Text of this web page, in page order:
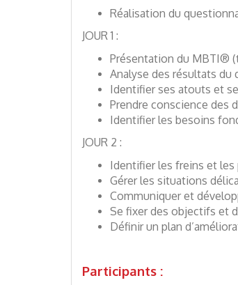
Réalisation du
JOUR 1 :
Présentation du MBTI®
Analyse des résultats du
Identifier ses atouts et
Prendre conscience des
Identifier les besoins
JOUR 2 :
Identifier les freins et
Gérer les situations
Communiquer et
Se fixer des objectifs et
Définir un plan
Participants :